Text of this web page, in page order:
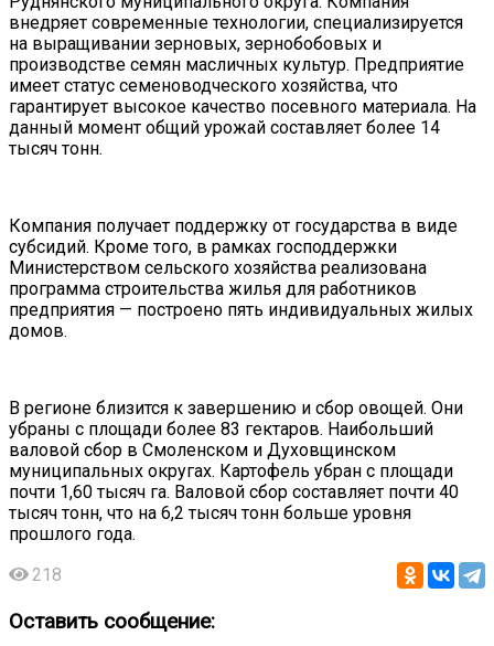
внедряет современные технологии, специализируется
на выращивании зерновых, зернобобовых и
производстве семян масличных культур. Предприятие
имеет статус семеноводческого хозяйства, что
гарантирует высокое качество посевного материала. На
данный момент общий урожай составляет более 14
тысяч тонн.
Компания получает поддержку от государства в виде
субсидий. Кроме того, в рамках господдержки
Министерством сельского хозяйства реализована
программа строительства жилья для работников
предприятия — построено пять индивидуальных жилых
домов.
В регионе близится к завершению и сбор овощей. Они
убраны с площади более 83 гектаров. Наибольший
валовой сбор в Смоленском и Духовщинском
муниципальных округах. Картофель убран с площади
почти 1,60 тысяч га. Валовой сбор составляет почти 40
тысяч тонн, что на 6,2 тысяч тонн больше уровня
прошлого года.
218
Оставить сообщение: